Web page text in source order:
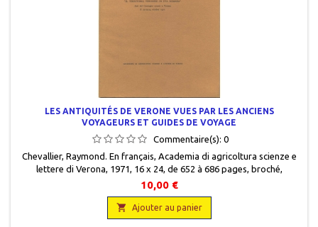
LES ANTIQUITÉS DE VERONE VUES PAR LES ANCIENS
VOYAGEURS ET GUIDES DE VOYAGE
Commentaire(s): 0
Chevallier, Raymond. En français, Academia di agricoltura scienze e
lettere di Verona, 1971, 16 x 24, de 652 à 686 pages, broché,
occasion. Bon état.
10,00 €
 Ajouter au panier